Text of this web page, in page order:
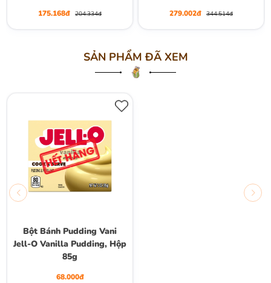
16 Viên (Gói 80g)
175.168đ 204.334đ 279.002đ 344.514đ
SẢN PHẨM ĐÃ XEM
Bột Bánh Pudding Vani
Jell-O Vanilla Pudding, Hộp
85g
68.000đ